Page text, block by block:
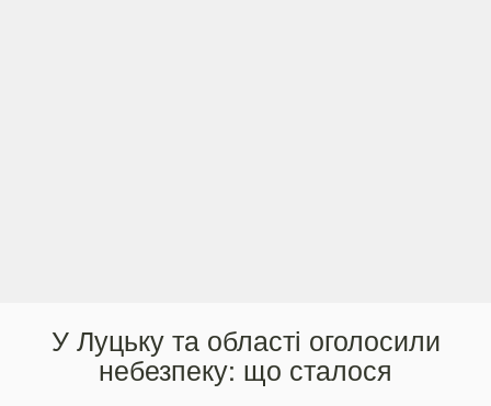
У Луцьку та області оголосили
небезпеку: що сталося